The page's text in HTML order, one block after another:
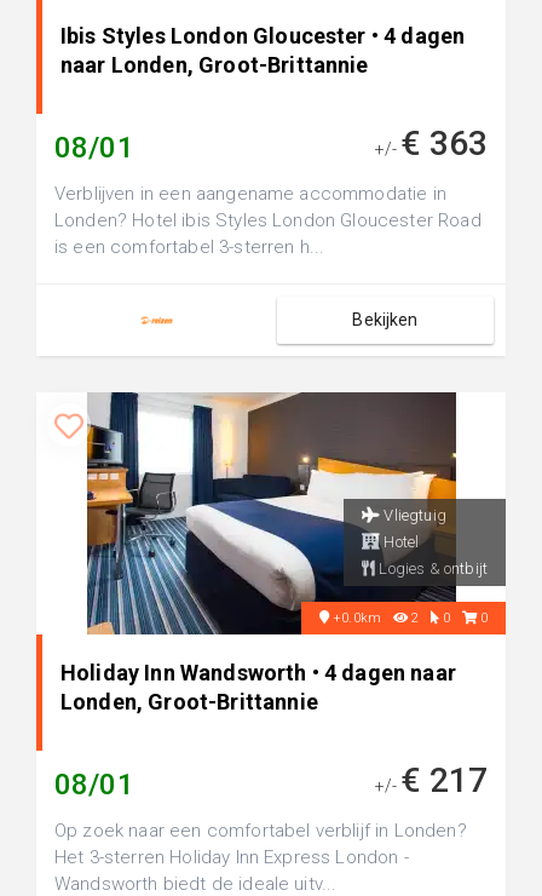
Ibis Styles London Gloucester • 4 dagen
naar Londen, Groot-Brittannie
08/01 +/- € 363
Verblijven in een aangename accommodatie in
Londen? Hotel ibis Styles London Gloucester Road
is een comfortabel 3-sterren h...
Bekijken
Vliegtuig
Hotel
Logies & ontbijt
+0.0km 2 0 0
Holiday Inn Wandsworth • 4 dagen naar
Londen, Groot-Brittannie
08/01 +/- € 217
Op zoek naar een comfortabel verblijf in Londen?
Het 3-sterren Holiday Inn Express London -
Wandsworth biedt de ideale uitv...